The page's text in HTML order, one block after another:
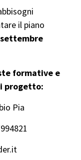
il piano
formative e
progetto:
Pia